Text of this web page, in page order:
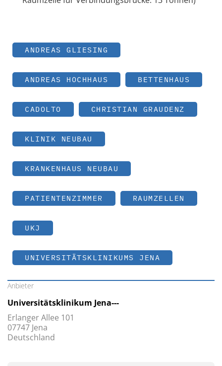
ANDREAS GLIESING
ANDREAS HOCHHAUS BETTENHAUS
CADOLTO CHRISTIAN GRAUDENZ
KLINIK NEUBAU
KRANKENHAUS NEUBAU
PATIENTENZIMMER RAUMZELLEN
UKJ
UNIVERSITÄTSKLINIKUMS JENA
Anbieter
Universitätsklinikum Jena---
Erlanger Allee 101
07747 Jena
Deutschland